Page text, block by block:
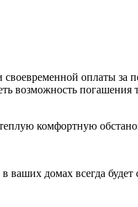
оплаты за
возможность погашения
комфортную
домах всегда будет